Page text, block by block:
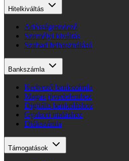
Hitelkiváltás
Adósságrendező
Személyi kiváltás
Szabad felhasználású
Bankszámla
Kedvező bankszámla
Magas jövedelemhez
Digitális bankoláshoz
Gyakori utaláshoz
Diákszámla
Támogatások